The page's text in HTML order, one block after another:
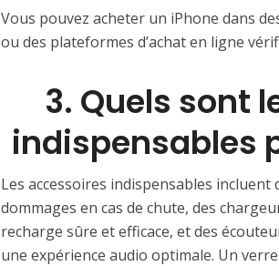
Vous pouvez acheter un iPhone dans
ou des plateformes d’achat en ligne
⁤3. Quels sont
indispensables
Les accessoires indispensables
dommages en cas de chute, des
recharge sûre et efficace, et des
une expérience audio optimale. Un